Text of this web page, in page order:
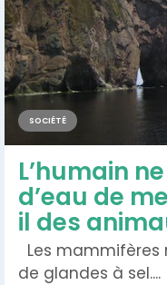
SOCIÉTÉ
L’humain
d’eau de
il des
Les mammifères
de glandes à sel....